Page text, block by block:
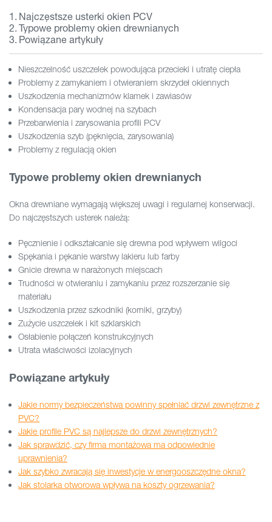
Najczęstsze usterki okien PCV
Typowe problemy okien drewnianych
Powiązane artykuły
Nieszczelność uszczelek powodująca przecieki i utratę ciepła
Problemy z zamykaniem i otwieraniem skrzydeł okiennych
Uszkodzenia mechanizmów klamek i zawiasów
Kondensacja pary wodnej na szybach
Przebarwienia i zarysowania profili PCV
Uszkodzenia szyb (pęknięcia, zarysowania)
Problemy z regulacją okien
Typowe problemy okien drewnianych
Okna drewniane wymagają większej uwagi i regularnej konserwacji.
Do najczęstszych usterek należą:
Pęcznienie i odkształcanie się drewna pod wpływem wilgoci
Spękania i pękanie warstwy lakieru lub farby
Gnicie drewna w narażonych miejscach
Trudności w otwieraniu i zamykaniu przez rozszerzanie się
materiału
Uszkodzenia przez szkodniki (korniki, grzyby)
Zużycie uszczelek i kit szklarskich
Osłabienie połączeń konstrukcyjnych
Utrata właściwości izolacyjnych
Powiązane artykuły
Jakie normy bezpieczeństwa powinny spełniać drzwi zewnętrzne z
PVC?
Jakie profile PVC są najlepsze do drzwi zewnętrznych?
Jak sprawdzić, czy firma montażowa ma odpowiednie
uprawnienia?
Jak szybko zwracają się inwestycje w energooszczędne okna?
Jak stolarka otworowa wpływa na koszty ogrzewania?